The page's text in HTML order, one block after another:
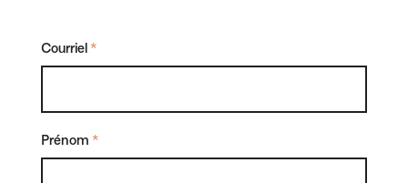
*
Courriel
*
Prénom